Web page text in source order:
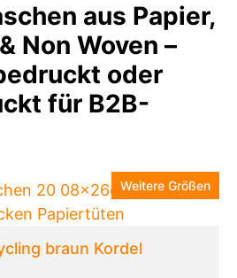
aus Papier,
Non Woven –
oder
für B2B-
Weitere Größen
braun Kordel